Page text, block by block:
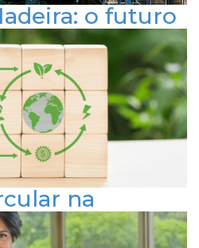
o futuro
urbana
2024
SUSTENTABILIDADE
na
de 2024